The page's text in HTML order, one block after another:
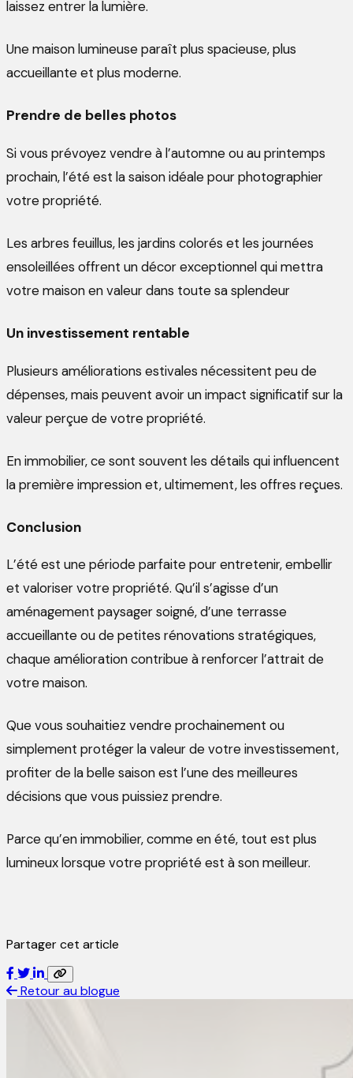
laissez entrer la lumière.
Une maison lumineuse paraît plus spacieuse, plus
accueillante et plus moderne.
Prendre de belles photos
Si vous prévoyez vendre à l’automne ou au printemps
prochain, l’été est la saison idéale pour photographier
votre propriété.
Les arbres feuillus, les jardins colorés et les journées
ensoleillées offrent un décor exceptionnel qui mettra
votre maison en valeur dans toute sa splendeur
Un investissement rentable
Plusieurs améliorations estivales nécessitent peu de
dépenses, mais peuvent avoir un impact significatif sur la
valeur perçue de votre propriété.
En immobilier, ce sont souvent les détails qui influencent
la première impression et, ultimement, les offres reçues.
Conclusion
L’été est une période parfaite pour entretenir, embellir
et valoriser votre propriété. Qu’il s’agisse d’un
aménagement paysager soigné, d’une terrasse
accueillante ou de petites rénovations stratégiques,
chaque amélioration contribue à renforcer l’attrait de
votre maison.
Que vous souhaitiez vendre prochainement ou
simplement protéger la valeur de votre investissement,
profiter de la belle saison est l’une des meilleures
décisions que vous puissiez prendre.
Parce qu’en immobilier, comme en été, tout est plus
lumineux lorsque votre propriété est à son meilleur.
Partager cet article
Retour au blogue